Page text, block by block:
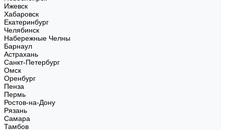
Ижевск
Хабаровск
Екатеринбург
Челябинск
Набережные Челны
Барнаул
Астрахань
Санкт-Петербург
Омск
Оренбург
Пенза
Пермь
Ростов-на-Дону
Рязань
Самара
Тамбов